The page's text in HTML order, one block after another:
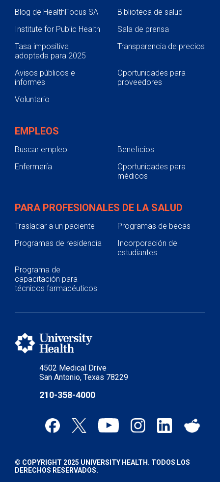
4502 Medical Drive
San Antonio, Texas 78229
210-358-4000
Blog de HealthFocus SA
Biblioteca de salud
Institute for Public Health
Sala de prensa
Tasa impositiva
adoptada para 2025
Transparencia de precios
Avisos públicos e
informes
Oportunidades para
proveedores
Voluntario
EMPLEOS
Buscar empleo
Beneficios
Enfermería
Oportunidades para
médicos
PARA PROFESIONALES DE LA SALUD
Trasladar a un paciente
Programas de becas
Programas de residencia
Incorporación de
estudiantes
Programa de
capacitación para
técnicos farmacéuticos
© COPYRIGHT 2025 UNIVERSITY HEALTH. TODOS LOS
DERECHOS RESERVADOS.